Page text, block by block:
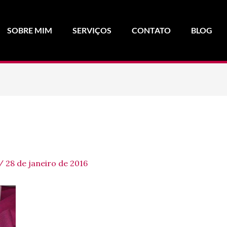
SOBRE MIM SERVIÇOS CONTATO BLOG
/ 28 de janeiro de 2016